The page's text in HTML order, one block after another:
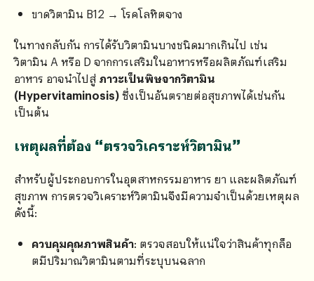
ขาดวิตามิน B12 → โรคโลหิตจาง
ในทางกลับกัน การได้รับวิตามินบางชนิดมากเกินไป เช่น
วิตามิน A หรือ D จากการเสริมในอาหารหรือผลิตภัณฑ์เสริม
อาหาร อาจนำไปสู่ ภาวะเป็นพิษจากวิตามิน
(Hypervitaminosis)ซึ่งเป็นอันตรายต่อสุขภาพได้เช่นกัน
เป็นต้น
เหตุผลที่ต้อง “ตรวจวิเคราะห์วิตามิน”
สำหรับผู้ประกอบการในอุตสาหกรรมอาหาร ยา และผลิตภัณฑ์
สุขภาพ การตรวจวิเคราะห์วิตามินจึงมีความจำเป็นด้วยเหตุผล
ดังนี้:
ควบคุมคุณภาพสินค้า: ตรวจสอบให้แน่ใจว่าสินค้าทุกล็อ
ตมีปริมาณวิตามินตามที่ระบุบนฉลาก